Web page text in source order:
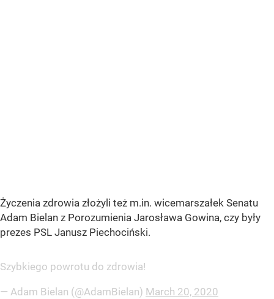
Życzenia zdrowia złożyli też m.in. wicemarszałek Senatu
Adam Bielan z Porozumienia Jarosława Gowina, czy były
prezes PSL Janusz Piechociński.
Szybkiego powrotu do zdrowia!
— Adam Bielan (@AdamBielan) March 20, 2020